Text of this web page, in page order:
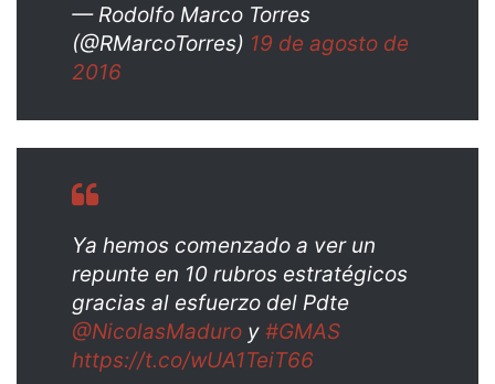
— Rodolfo Marco Torres
(@RMarcoTorres) 19 de agosto de
2016
Ya hemos comenzado a ver un
repunte en 10 rubros estratégicos
gracias al esfuerzo del Pdte
@NicolasMaduro y #GMAS
https://t.co/wUA1TeiT66